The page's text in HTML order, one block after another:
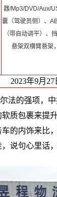
器/Mp3/DVD/Aux/
囊（驾驶员侧）、
（带自动调平）、
悬架双横臂悬架
2023年9月
法的强项，
质包裹来提
的内饰来比
说句心里话